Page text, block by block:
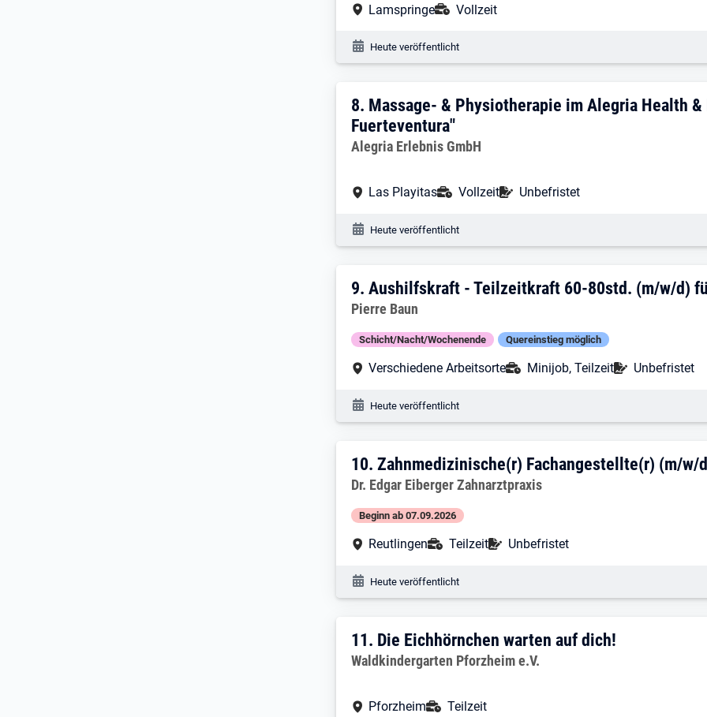
Arbeitsort:
Lamspringe Anstellungsart:
Vollzeit
Veröffentlichungsdatum:
Heute veröffentlicht
8. Ergebnis: Massage- &
8. Massage- & Physiotherapie im Alegria Health
Fuerteventura"
Arbeitgeber:
Alegria Erlebnis GmbH
Arbeitsort:
Las Playitas Anstellungsart:
Vollzeit Befristung:
Unbefristet
Veröffentlichungsdatum:
Heute veröffentlicht
9. Ergebnis: Aushilfskraft -
9.Aushilfskraft - Teilzeitkraft 60-80std. (m/w/d)
Arbeitgeber:
Pierre Baun
Schicht/Nacht/Wochenende Quereinstieg möglich
Arbeitsort:
Verschiedene Arbeitsorte Anstellungsart:
Minijob, Teilzeit Befristung:
Unbefristet
Veröffentlichungsdatum:
Heute veröffentlicht
10. Ergebnis: Zahnmedizinische(r)
10.Zahnmedizinische(r) Fachangestellte(r) (m/w/
Arbeitgeber:
Dr. Edgar Eiberger Zahnarztpraxis
Beginn ab 07.09.2026
Arbeitsort:
Reutlingen Anstellungsart:
Teilzeit Befristung:
Unbefristet
Veröffentlichungsdatum:
Heute veröffentlicht
11. Ergebnis: Die Eichhörnchen warten
11. Die Eichhörnchen warten auf dich!
Arbeitgeber:
Waldkindergarten Pforzheim e.V.
Arbeitsort:
Pforzheim Anstellungsart:
Teilzeit